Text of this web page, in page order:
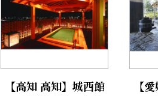
【高知 高知】城西館
【